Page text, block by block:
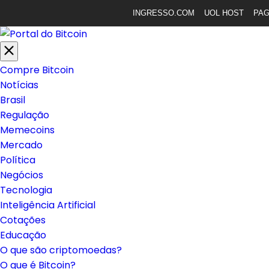
INGRESSO.COM UOL HOST
Compre Bitcoin
Notícias
Brasil
Regulação
Memecoins
Mercado
Política
Negócios
Tecnologia
Inteligência Artificial
Cotações
Educação
O que são criptomoedas?
O que é Bitcoin?